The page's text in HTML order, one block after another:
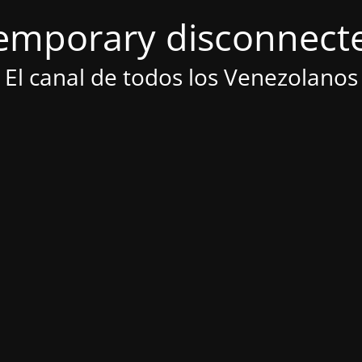
El canal de todos los Venezolanos